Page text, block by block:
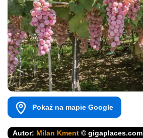
Pokaż na mapie Google
Autor: Milan Kment © gigaplaces.com